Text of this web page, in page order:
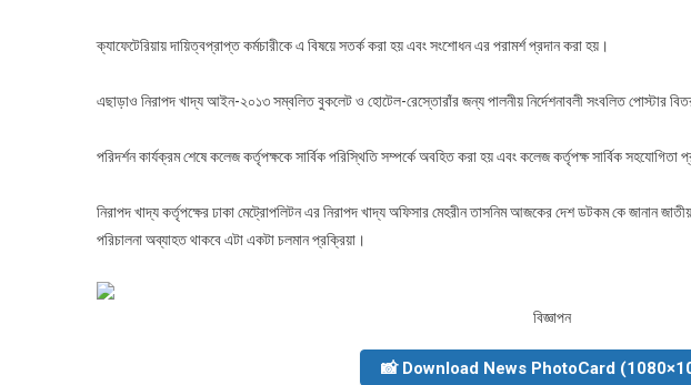
ক্যাফেটেরিয়ায় দায়িত্বপ্রাপ্ত কর্মচারীকে এ বিষয়ে সতর্ক করা হয় এবং সংশোধন এর পরামর্শ প্রদান করা হয়।
এছাড়াও নিরাপদ খাদ্য আইন-২০১৩ সম্বলিত বুকলেট ও হোটেল-রেস্তোরাঁর জন্য পালনীয় নির্দেশনাবলী সংবলিত পোস্টার
পরিদর্শন কার্যক্রম শেষে কলেজ কর্তৃপক্ষকে সার্বিক পরিস্থিতি সম্পর্কে অবহিত করা হয় এবং কলেজ কর্তৃপক্ষ সার্বিক
নিরাপদ খাদ্য কর্তৃপক্ষের ঢাকা মেট্রোপলিটন এর নিরাপদ খাদ্য অফিসার মেহরীন তাসনিম আজকের দেশ ডটকম কে জানান
পরিচালনা অব্যাহত থাকবে এটা একটা চলমান প্রক্রিয়া।
বিজ্ঞাপন
📸 Download News PhotoCard